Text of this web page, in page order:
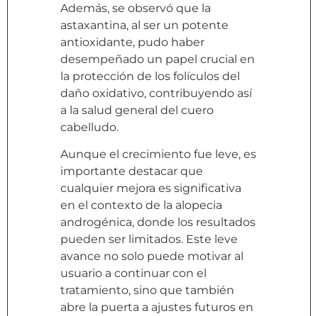
Además, se observó que la
astaxantina, al ser un potente
antioxidante, pudo haber
desempeñado un papel crucial en
la protección de los folículos del
daño oxidativo, contribuyendo así
a la salud general del cuero
cabelludo.
Aunque el crecimiento fue leve, es
importante destacar que
cualquier mejora es significativa
en el contexto de la alopecia
androgénica, donde los resultados
pueden ser limitados. Este leve
avance no solo puede motivar al
usuario a continuar con el
tratamiento, sino que también
abre la puerta a ajustes futuros en